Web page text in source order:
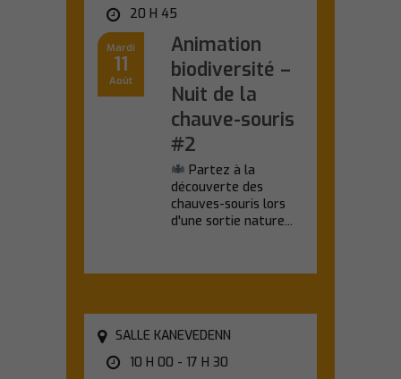
20 H 45
Mardi
11
Août
Animation
biodiversité –
Nuit de la
chauve-souris
#2
Partez à la
découverte des
chauves-souris lors
d'une sortie nature...
SALLE KANEVEDENN
10 H 00 - 17 H 30